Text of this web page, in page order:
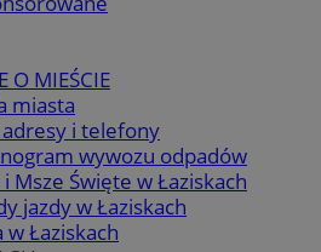
O MIEŚCIE
miasta
i telefony
wywozu odpadów
Msze Święte w Łaziskach
jazdy w Łaziskach
w Łaziskach